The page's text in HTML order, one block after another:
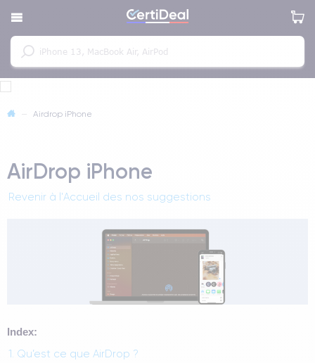
— Airdrop iPhone
AirDrop iPhone
Revenir à l'Accueil des nos suggestions
Index:
1. Qu’est ce que AirDrop ?